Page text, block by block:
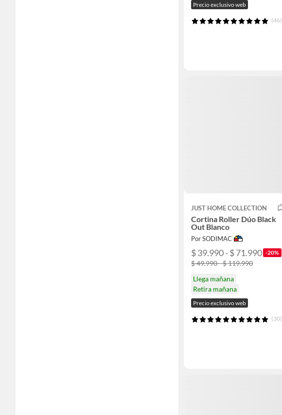
Precio exclusivo web
(46)
JUST HOME COLLECTION
Cortina Roller Dúo Black
Out Blanco
Por SODIMAC
$ 39.990 - $ 71.990 -20%
$ 49.990 - $ 119.990
Llega mañana
Retira mañana
Precio exclusivo web
(30)